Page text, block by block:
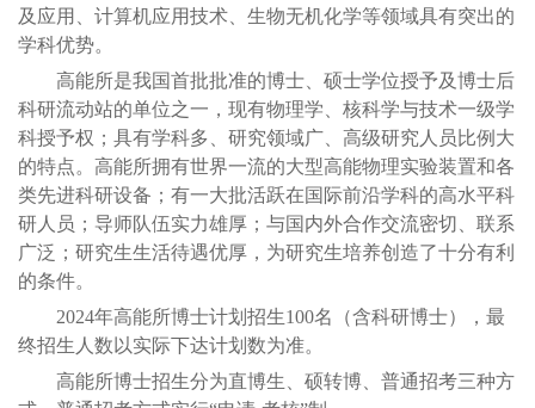
及应用、计算机应用技术、生物无机化学等领域具有突出的
学科优势。
高能所是我国首批批准的博士、硕士学位授予及博士后
科研流动站的单位之一，现有物理学、核科学与技术一级学
科授予权；具有学科多、研究领域广、高级研究人员比例大
的特点。高能所拥有世界一流的大型高能物理实验装置和各
类先进科研设备；有一大批活跃在国际前沿学科的高水平科
研人员；导师队伍实力雄厚；与国内外合作交流密切、联系
广泛；研究生生活待遇优厚，为研究生培养创造了十分有利
的条件。
2024年高能所博士计划招生100名（含科研博士），最
终招生人数以实际下达计划数为准。
高能所博士招生分为直博生、硕转博、普通招考三种方